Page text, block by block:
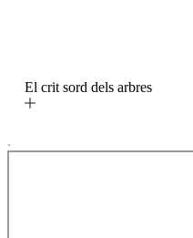
El crit sord dels arbres